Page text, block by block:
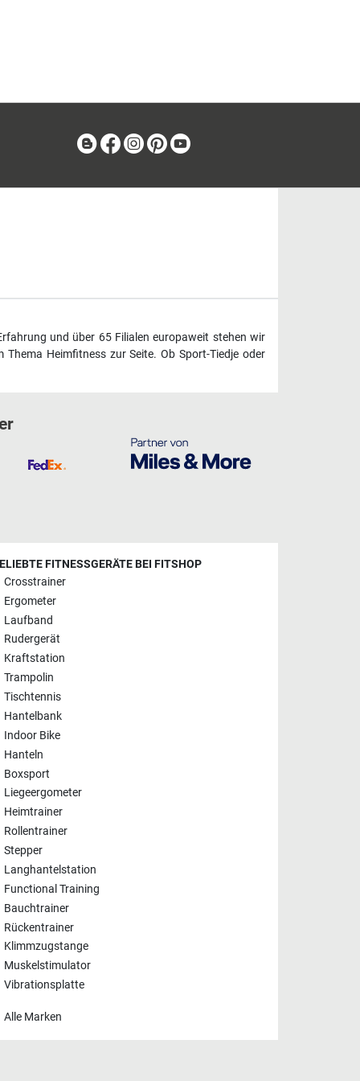
BlogFacebook
Instagram
Pinterest
und über 65 Filialen europaweit stehen wir
Heimfitness zur Seite. Ob Sport-Tiedje oder
FITNESSGERÄTE BEI FITSHOP
Crosstrainer
Ergometer
Laufband
Rudergerät
Kraftstation
Trampolin
Tischtennis
Hantelbank
Indoor Bike
Hanteln
Boxsport
Liegeergometer
Heimtrainer
Rollentrainer
Stepper
Langhantelstation
Functional Training
Bauchtrainer
Rückentrainer
Klimmzugstange
Muskelstimulator
Vibrationsplatte
Alle Marken